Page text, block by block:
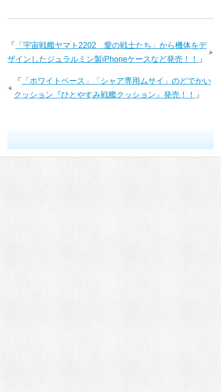
「
「宇宙戦艦ヤマト2202 愛の戦士たち」から機体をデ
ザインしたジュラルミン製iPhoneケースなど発売！！
」
「
「ホワイトベース」「シャア専用ムサイ」のどでかい
クッション『ひとやすみ戦艦クッション』発売！！
」